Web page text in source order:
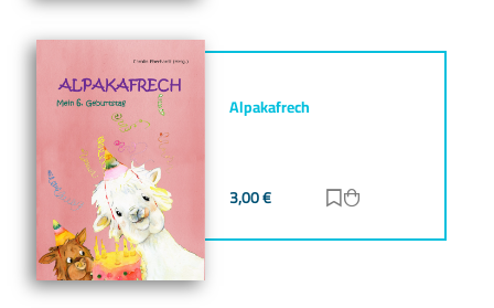
Alpakafrech
3,00€ Zur Merkliste